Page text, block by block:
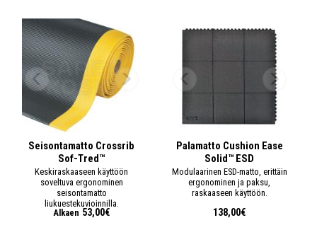
Seisontamatto Crossrib
Sof-Tred™
Keskiraskaaseen käyttöön
soveltuva ergonominen
seisontamatto
liukuestekuvioinnilla.
Alkaen 53,00€
Palamatto Cushion Ease
Solid™ ESD
Modulaarinen ESD-matto, erittäin
ergonominen ja paksu,
raskaaseen käyttöön.
138,00€